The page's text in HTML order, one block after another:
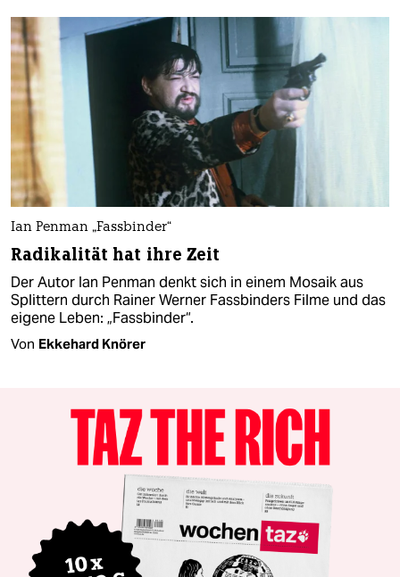
Ian Penman „Fassbinder“
Radikalität hat ihre Zeit
Der Autor Ian Penman denkt sich in einem Mosaik aus
Splittern durch Rainer Werner Fassbinders Filme und das
eigene Leben: „Fassbinder“.
Von Ekkehard Knörer